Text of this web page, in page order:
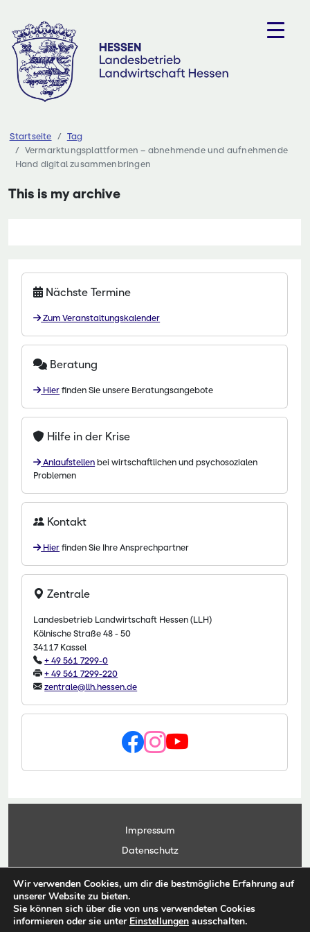
Inhalt
springen
Startseite
Tag
Vermarktungsplattformen – abnehmende und aufnehmende
Hand digital zusammenbringen
This is my archive
Nächste Termine
Zum Veranstaltungskalender
Beratung
Hier finden Sie unsere Beratungsangebote
Hilfe in der Krise
Anlaufstellen bei wirtschaftlichen und psychosozialen
Problemen
Kontakt
Hier finden Sie Ihre Ansprechpartner
Zentrale
Landesbetrieb Landwirtschaft Hessen (LLH)
Kölnische Straße 48 - 50
34117 Kassel
+ 49 561 7299-0
+ 49 561 7299-220
zentrale@llh.hessen.de
Impressum
Datenschutz
Kontakt
Anwendungsportal
Wir verwenden Cookies, um dir die bestmögliche Erfahrung auf
unserer Website zu bieten.
Sie können sich über die von uns verwendeten Cookies
informieren oder sie unter Einstellungen ausschalten.